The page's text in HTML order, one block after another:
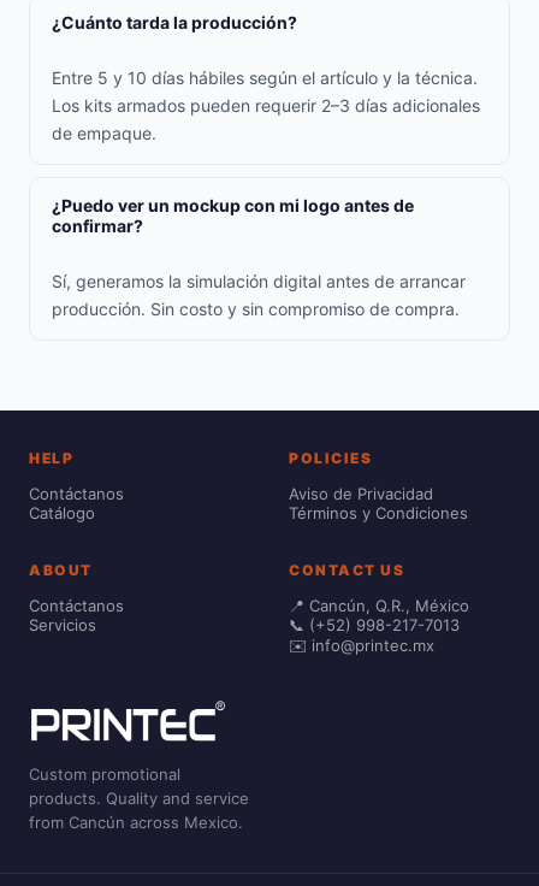
¿Cuánto tarda la producción?
Entre 5 y 10 días hábiles según el artículo y la técnica.
Los kits armados pueden requerir 2–3 días adicionales
de empaque.
¿Puedo ver un mockup con mi logo antes de
confirmar?
Sí, generamos la simulación digital antes de arrancar
producción. Sin costo y sin compromiso de compra.
HELP
Contáctanos
Catálogo
POLICIES
Aviso de Privacidad
Términos y Condiciones
ABOUT
Contáctanos
Servicios
CONTACT US
📍 Cancún, Q.R., México
📞 (+52) 998-217-7013
✉️ info@printec.mx
Custom promotional
products. Quality and service
from Cancún across Mexico.